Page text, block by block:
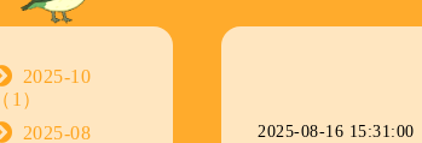
2025-08-16 15:31:00
2025-10
（1）
2025-08